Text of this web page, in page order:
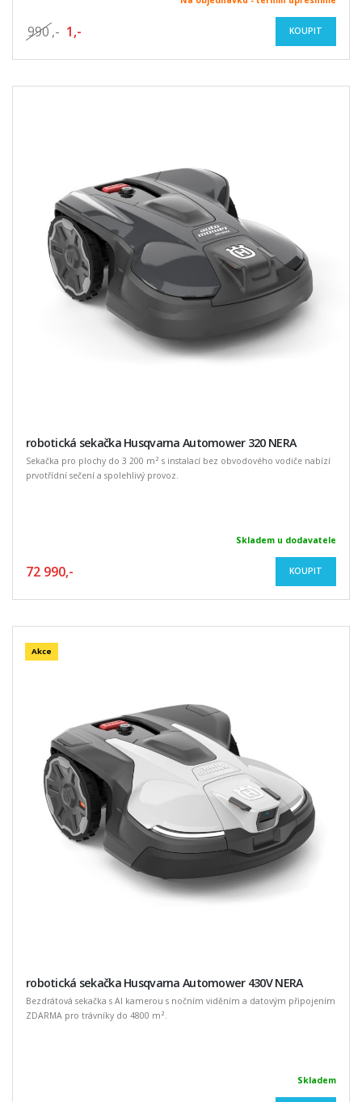
990,- 1,- KOUPIT
robotická sekačka Husqvarna Automower 320 NERA
Sekačka pro plochy do 3 200 m² s instalací bez obvodového vodiče nabízí
prvotřídní sečení a spolehlivý provoz.
Skladem u dodavatele
72 990,- KOUPIT
Akce
robotická sekačka Husqvarna Automower 430V NERA
Bezdrátová sekačka s AI kamerou s nočním viděním a datovým připojením
ZDARMA pro trávníky do 4800 m².
Skladem